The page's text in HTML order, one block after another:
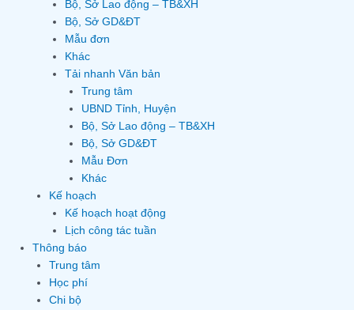
Bộ, Sở Lao động – TB&XH
Bộ, Sở GD&ĐT
Mẫu đơn
Khác
Tải nhanh Văn bản
Trung tâm
UBND Tỉnh, Huyện
Bộ, Sở Lao động – TB&XH
Bộ, Sở GD&ĐT
Mẫu Đơn
Khác
Kế hoạch
Kế hoạch hoạt động
Lịch công tác tuần
Thông báo
Trung tâm
Học phí
Chi bộ